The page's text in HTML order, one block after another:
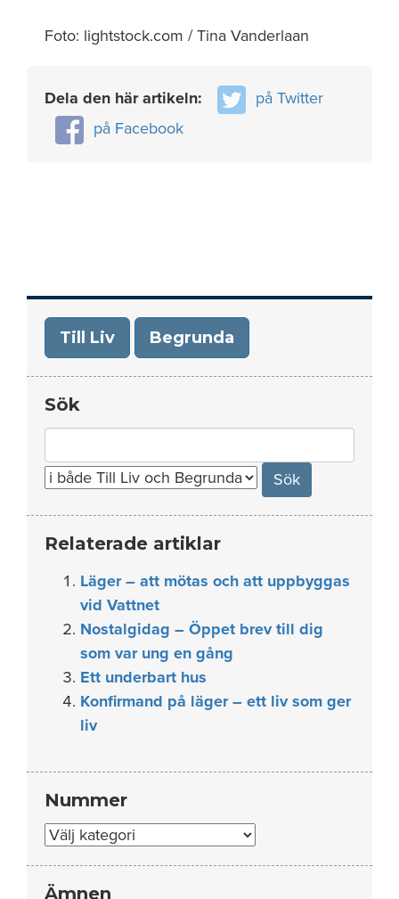
Foto: lightstock.com / Tina Vanderlaan
Dela den här artikeln:
på Twitter
på Facebook
Till Liv Begrunda
Sök
for:
Relaterade artiklar
Läger – att mötas och att uppbyggas
vid Vattnet
Nostalgidag – Öppet brev till dig
som var ung en gång
Ett underbart hus
Konfirmand på läger – ett liv som ger
liv
Nummer
Nummer
Ämnen